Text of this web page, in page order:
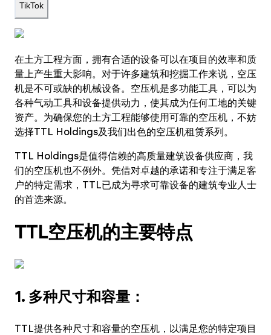
TikTok
在土方工程方面，拥有合适的设备可以在项目的效率和质
量上产生重大影响。对于许多建筑和挖掘工作来说，空压
机是不可或缺的机械设备。空压机是多功能工具，可以为
各种气动工具和设备提供动力，使其成为任何工地的关键
资产。为确保您的土方工程能够使用可靠的空压机，不妨
选择TTL Holdings及我们出色的空压机租赁系列。
TTL Holdings是值得信赖的高质量建筑设备供应商，我
们的空压机也不例外。凭借对卓越的承诺和专注于满足客
户的特定需求，TTL已成为寻求可靠设备的建筑专业人士
的首选来源。
TTL空压机的主要特点
1. 多种尺寸和容量：
TTL提供各种尺寸和容量的空压机，以满足您的特定项目